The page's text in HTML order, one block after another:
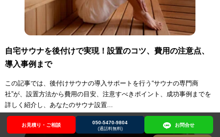
お見積り・ご相談 050-5470-9804
(通話料無料)
お問合せ
自宅サウナを後付けで実現！設置のコツ、費用の注意点、
導入事例まで
この記事では、後付けサウナの導入サポートを行う“サウナの専門商
社”が、設置方法から費用の目安、注意すべきポイント、成功事例までを
詳しく紹介し、あなたのサウナ設置...
お見積り・ご相談 050-5470-9804 お問合せ